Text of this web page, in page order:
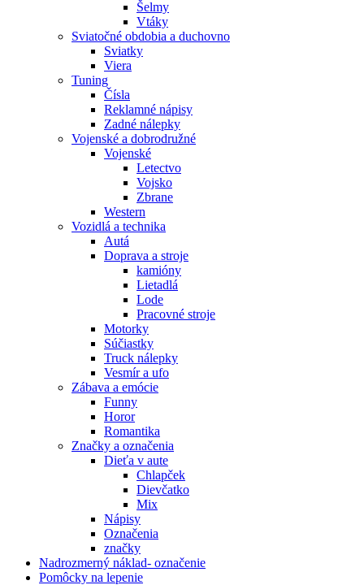
Šelmy
Vtáky
Sviatočné obdobia a duchovno
Sviatky
Viera
Tuning
Čísla
Reklamné nápisy
Zadné nálepky
Vojenské a dobrodružné
Vojenské
Letectvo
Vojsko
Zbrane
Western
Vozidlá a technika
Autá
Doprava a stroje
kamióny
Lietadlá
Lode
Pracovné stroje
Motorky
Súčiastky
Truck nálepky
Vesmír a ufo
Zábava a emócie
Funny
Horor
Romantika
Značky a označenia
Dieťa v aute
Chlapček
Dievčatko
Mix
Nápisy
Označenia
značky
Nadrozmerný náklad- označenie
Pomôcky na lepenie